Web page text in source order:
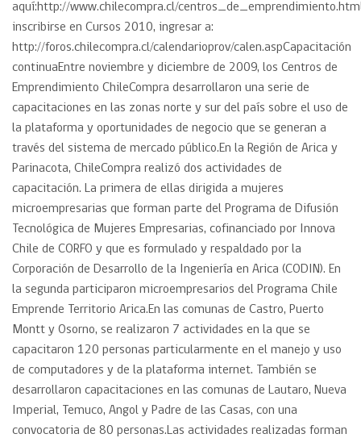
aquí:http://www.chilecompra.cl/
inscribirse en Cursos 2010, ingresar a:
http://foros.chilecompra.cl/calendarioprov/calen.aspCapacitación
continuaEntre noviembre y diciembre de 2009, los Centros de
Emprendimiento ChileCompra desarrollaron una serie de
capacitaciones en las zonas norte y sur del país sobre el uso de
la plataforma y oportunidades de negocio que se generan a
través del sistema de mercado público.En la Región de Arica y
Parinacota, ChileCompra realizó dos actividades de
capacitación. La primera de ellas dirigida a mujeres
microempresarias que forman parte del Programa de Difusión
Tecnológica de Mujeres Empresarias, cofinanciado por Innova
Chile de CORFO y que es formulado y respaldado por la
Corporación de Desarrollo de la Ingeniería en Arica (CODIN). En
la segunda participaron microempresarios del Programa Chile
Emprende Territorio Arica.En las comunas de Castro, Puerto
Montt y Osorno, se realizaron 7 actividades en la que se
capacitaron 120 personas particularmente en el manejo y uso
de computadores y de la plataforma internet. También se
desarrollaron capacitaciones en las comunas de Lautaro, Nueva
Imperial, Temuco, Angol y Padre de las Casas, con una
convocatoria de 80 personas.Las actividades realizadas forman